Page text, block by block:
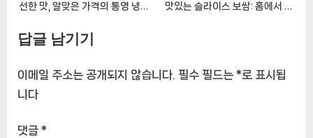
선한 맛, 알맞은 가격의 통영 냉동
추천상품]
맛있는 슬라이스 보쌈: 홈에서 편
답글 남기기
이메일 주소는 공개되지 않습니다. 필수 필드는 *로 표시됩
니다
댓글 *